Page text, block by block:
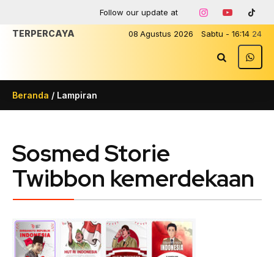
Follow our update at
08 Agustus 2026 Sabtu - 16:14 24
TERPERCAYA
Beranda / Lampiran
Sosmed Storie
Twibbon kemerdekaan